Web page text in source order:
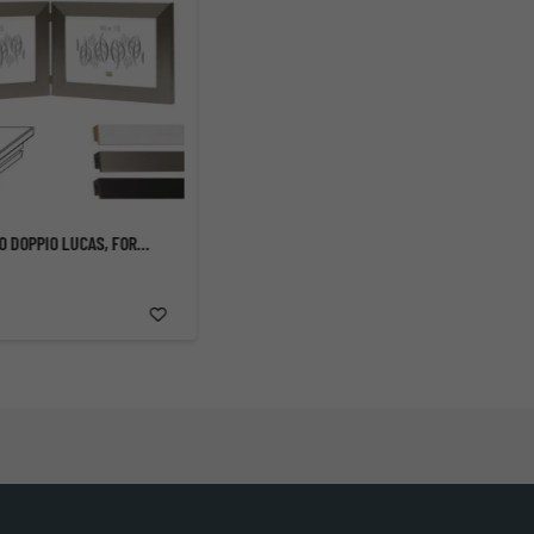
PORTAFOTO DOPPIO LUCAS, FORMATO PAESAGGIO